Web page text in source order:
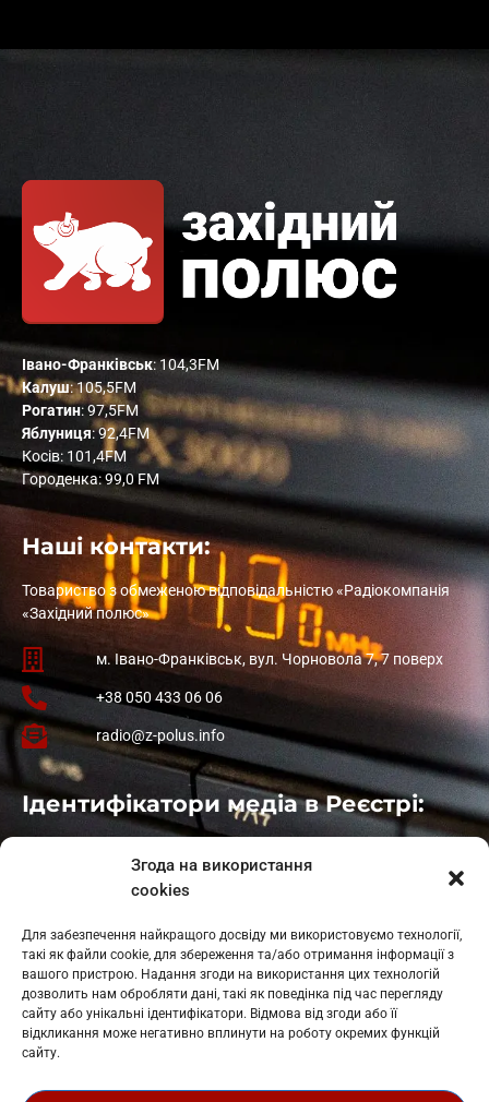
Згода на використання
cookies
Для забезпечення найкращого досвіду ми використовуємо технології,
такі як файли cookie, для збереження та/або отримання інформації з
вашого пристрою. Надання згоди на використання цих технологій
дозволить нам обробляти дані, такі як поведінка під час перегляду
сайту або унікальні ідентифікатори. Відмова від згоди або її
відкликання може негативно вплинути на роботу окремих функцій
сайту.
Івано-Франківськ: 104,3FM
Калуш: 105,5FM
Рогатин: 97,5FM
Яблуниця: 92,4FM
Косів: 101,4FM
Городенка: 99,0 FM
Наші контакти:
Товариство з обмеженою відповідальністю «Радіокомпанія
«Західний полюс»
м. Івано-Франківськ, вул. Чорновола 7, 7 поверх
+38 050 433 06 06
radio@z-polus.info
Ідентифікатори медіа в Реєстрі:
: L11-01410
: L11-01801
Косів: L11-01805
Гарасимів: L11-02274